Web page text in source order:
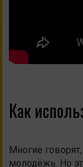
Как
Многие
молодёжь. Но